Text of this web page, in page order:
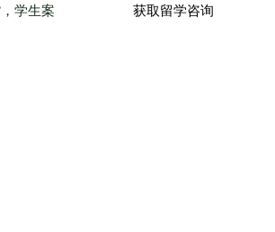
学生案
获取留学咨询